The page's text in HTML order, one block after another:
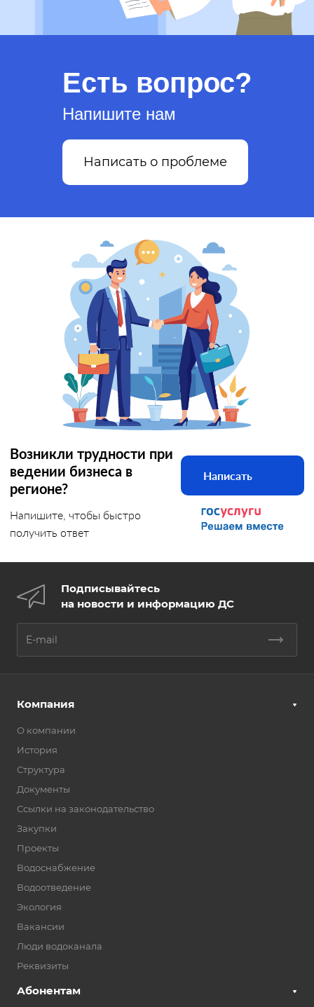
Есть вопрос?
Напишите нам
Написать о проблеме
Возникли трудности при
ведении бизнеса в
регионе?
Напишите, чтобы быстро
получить ответ
Написать
Подписывайтесь
на новости и информацию ДС
Компания
О компании
История
Структура
Документы
Ссылки на законодательство
Закупки
Проекты
Водоснабжение
Водоотведение
Экология
Вакансии
Люди водоканала
Реквизиты
Абонентам